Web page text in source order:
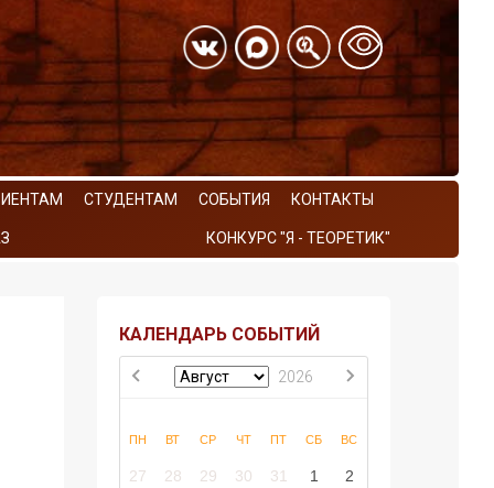
СТУДЕНТАМ СОБЫТИЯ КОНТАКТЫ
КОНКУРС "Я - ТЕОРЕТИК"
КАЛЕНДАРЬ СОБЫТИЙ
2026
ПН ВТ СР ЧТ ПТ СБ ВС
27 28 29 30 31 1 2